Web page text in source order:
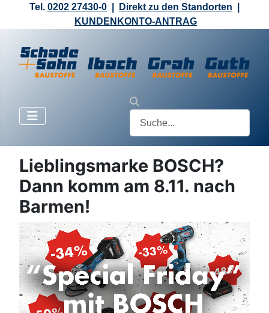
Tel. 0202 27430-0 Direkt zu den Standorten
KUNDENKONTO-ANTRAG
Lieblingsmarke BOSCH?
Dann komm am 8.11. nach
Barmen!